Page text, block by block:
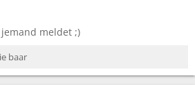
meldet ;)
baar